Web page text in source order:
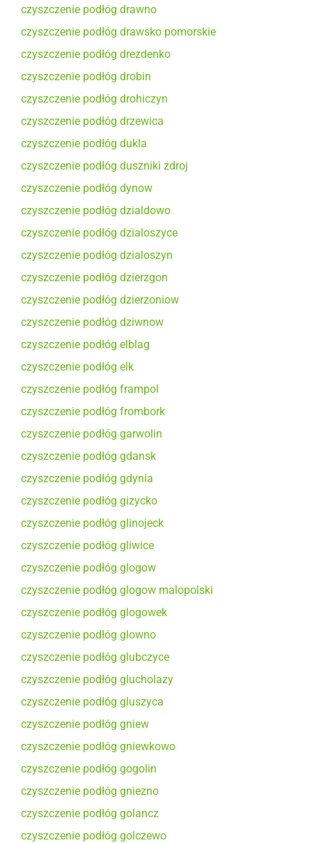
czyszczenie podłóg drawno
czyszczenie podłóg drawsko pomorskie
czyszczenie podłóg drezdenko
czyszczenie podłóg drobin
czyszczenie podłóg drohiczyn
czyszczenie podłóg drzewica
czyszczenie podłóg dukla
czyszczenie podłóg duszniki zdroj
czyszczenie podłóg dynow
czyszczenie podłóg dzialdowo
czyszczenie podłóg dzialoszyce
czyszczenie podłóg dzialoszyn
czyszczenie podłóg dzierzgon
czyszczenie podłóg dzierzoniow
czyszczenie podłóg dziwnow
czyszczenie podłóg elblag
czyszczenie podłóg elk
czyszczenie podłóg frampol
czyszczenie podłóg frombork
czyszczenie podłóg garwolin
czyszczenie podłóg gdansk
czyszczenie podłóg gdynia
czyszczenie podłóg gizycko
czyszczenie podłóg glinojeck
czyszczenie podłóg gliwice
czyszczenie podłóg glogow
czyszczenie podłóg glogow malopolski
czyszczenie podłóg glogowek
czyszczenie podłóg glowno
czyszczenie podłóg glubczyce
czyszczenie podłóg glucholazy
czyszczenie podłóg gluszyca
czyszczenie podłóg gniew
czyszczenie podłóg gniewkowo
czyszczenie podłóg gogolin
czyszczenie podłóg gniezno
czyszczenie podłóg golancz
czyszczenie podłóg golczewo